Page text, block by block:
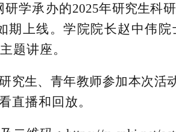
研学承办的2025年研究生科
期上线。学院院长赵中伟
题讲座。
究生、青年教师参加本次活
直播和回放。